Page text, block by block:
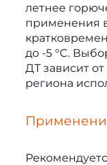
летнее
применения
до -5 °C.
ДТ зависит
региона